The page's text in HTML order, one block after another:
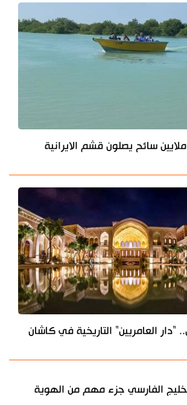
سائح يصلون قشم الايرانية
"دار العامريين" التاريخية في كاشان
الفارسي جزء مهم من الهوية